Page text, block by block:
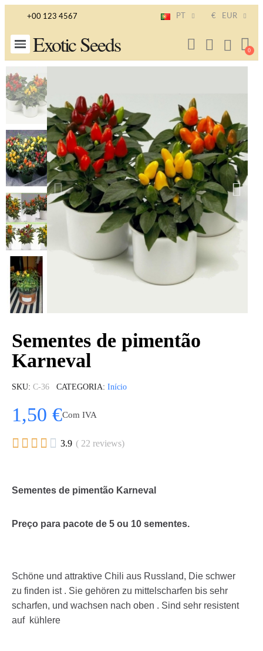
+00 123 4567 PT € EUR
Exotic Seeds
Sementes de pimentão
Karneval
SKU C-36 CATEGORIA Início
1,50 €Com IVA
     3.9 ( 22 reviews)
Sementes de pimentão Karneval
Preço para pacote de 5 ou 10 sementes.
Schöne und attraktive Chili aus Russland, Die schwer
zu finden ist . Sie gehören zu mittelscharfen bis sehr
scharfen, und wachsen nach oben . Sind sehr resistent
auf kühlere